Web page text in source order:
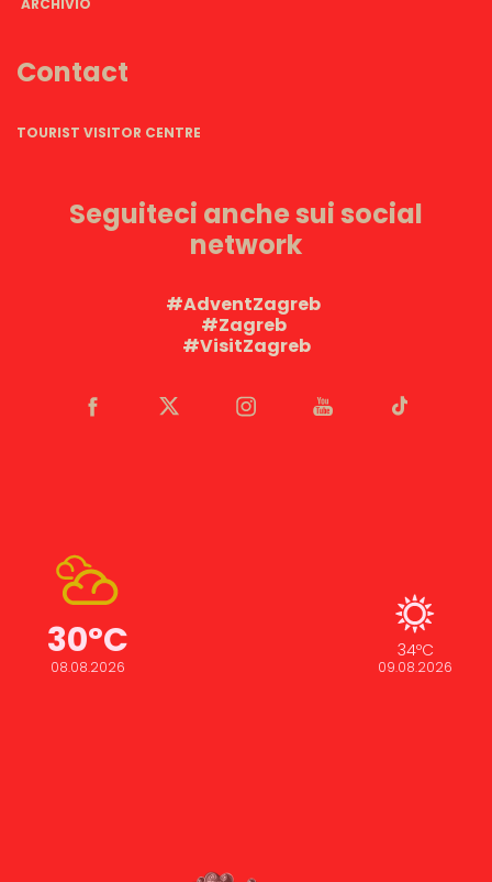
ARCHIVIO
Contact
TOURIST VISITOR CENTRE
Seguiteci anche sui social
network
#AdventZagreb
#Zagreb
#VisitZagreb
30ºC
08.08.2026
34ºC
09.08.2026